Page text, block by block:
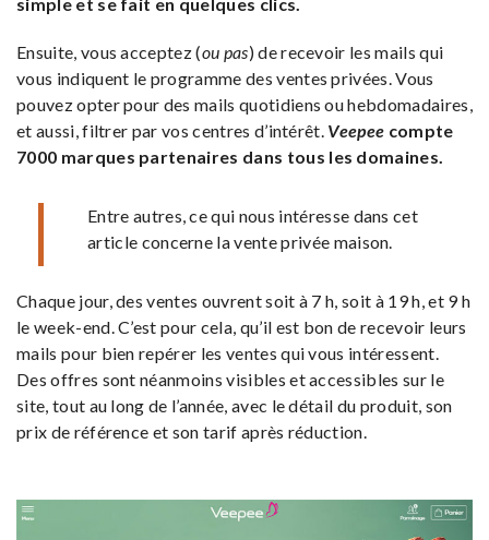
Ensuite, vous acceptez (ou pas) de recevoir les mails qui
vous indiquent le programme des ventes privées. Vous
pouvez opter pour des mails quotidiens ou hebdomadaires,
et aussi, filtrer par vos centres d’intérêt. Veepee compte
7000 marques partenaires dans tous les domaines.
Entre autres, ce qui nous intéresse dans cet
article concerne la vente privée maison.
Chaque jour, des ventes ouvrent soit à 7 h, soit à 19 h, et 9 h
le week-end. C’est pour cela, qu’il est bon de recevoir leurs
mails pour bien repérer les ventes qui vous intéressent.
Des offres sont néanmoins visibles et accessibles sur le
site, tout au long de l’année, avec le détail du produit, son
prix de référence et son tarif après réduction.